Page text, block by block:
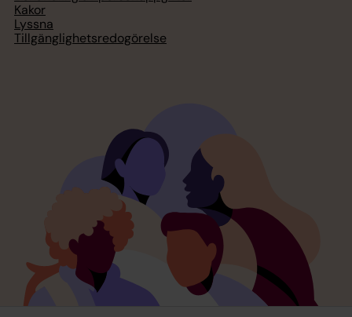
Kakor
Lyssna
Tillgänglighetsredogörelse